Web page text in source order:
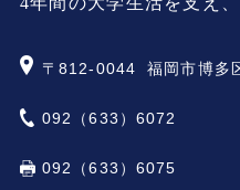
〒812-0044 福岡市博多
092（633）6072
092（633）6075